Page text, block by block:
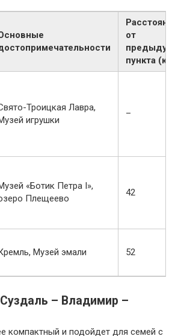
Расстояние
от
пункта (км)
Троицкая Лавра,
игрушки
–
«Ботик Петра I»,
Плещеево
42
Музей эмали 52
– Владимир –
компактный и подойдет для семей с